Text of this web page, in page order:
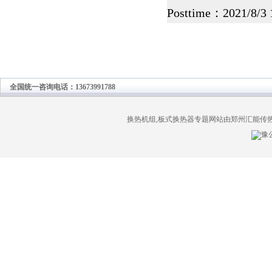
Posttime：2021/8/3
全国统一咨询电话：13673991788
换热机组,板式换热器专题网站由郑州汇能传
豫